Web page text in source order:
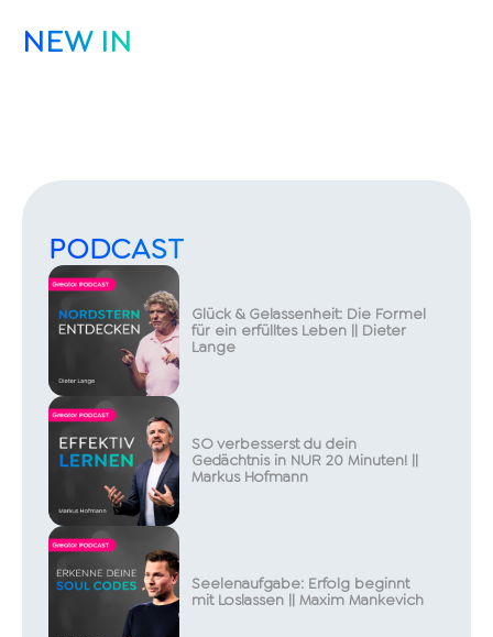
NEW IN
PODCAST
Glück & Gelassenheit: Die Formel
für ein erfülltes Leben || Dieter
Lange
SO verbesserst du dein
Gedächtnis in NUR 20 Minuten! ||
Markus Hofmann
Seelenaufgabe: Erfolg beginnt
mit Loslassen || Maxim Mankevich